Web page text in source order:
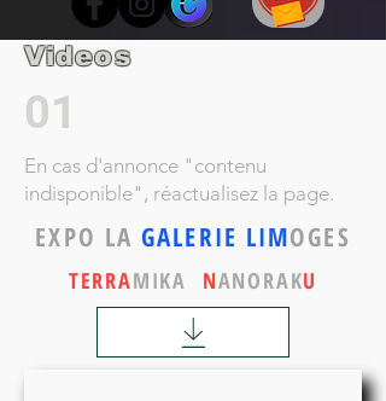
Videos
01
En cas d'annonce "contenu
indisponible", réactualisez la page.
EXPO LAGALERIE LIMOGES
TERRAMIKA NANORAKU